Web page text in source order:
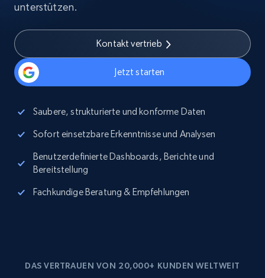
unterstützen.
Kontakt vertrieb
Jetzt starten
Saubere, strukturierte und konforme Daten
Sofort einsetzbare Erkenntnisse und Analysen
Benutzerdefinierte Dashboards, Berichte und
Bereitstellung
Fachkundige Beratung & Empfehlungen
DAS VERTRAUEN VON 20,000+ KUNDEN WELTWEIT